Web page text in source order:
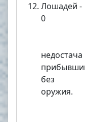
Лошадей -
без